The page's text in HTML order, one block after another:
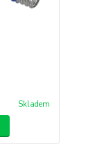
Skladem